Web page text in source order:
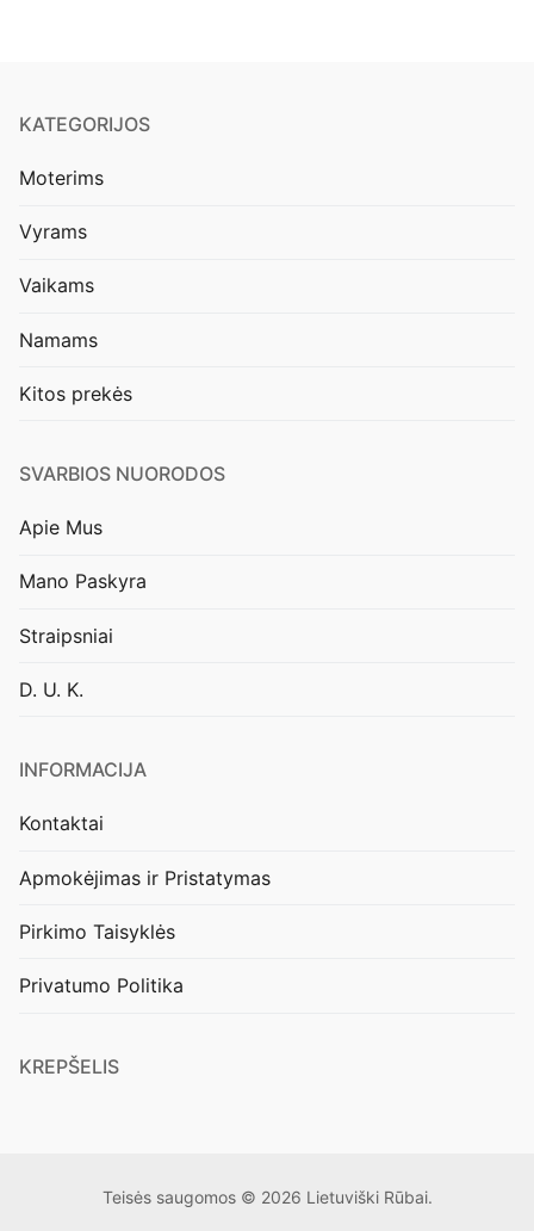
KATEGORIJOS
Moterims
Vyrams
Vaikams
Namams
Kitos prekės
SVARBIOS NUORODOS
Apie Mus
Mano Paskyra
Straipsniai
D. U. K.
INFORMACIJA
Kontaktai
Apmokėjimas ir Pristatymas
Pirkimo Taisyklės
Privatumo Politika
KREPŠELIS
Teisės saugomos © 2026 Lietuviški Rūbai.